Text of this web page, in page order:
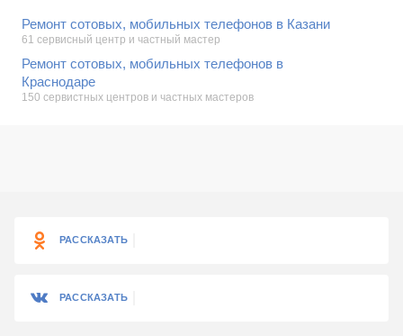
Ремонт сотовых, мобильных телефонов в Казани
61 сервисный центр и частный мастер
Ремонт сотовых, мобильных телефонов в
Краснодаре
150 сервистных центров и частных мастеров
РАССКАЗАТЬ
РАССКАЗАТЬ